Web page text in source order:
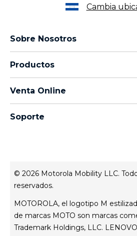
Cambia
Sobre Nosotros
Términos de uso
Aviso de Privacidad Web
Productos
Familia moto e
Venta Online
Soporte
Contáctanos
Estatus de tu reparación
© 2026 Motorola Mobility LLC.
reservados.
MOTOROLA, el logotipo M
de marcas MOTO son marcas
Trademark Holdings, LLC.